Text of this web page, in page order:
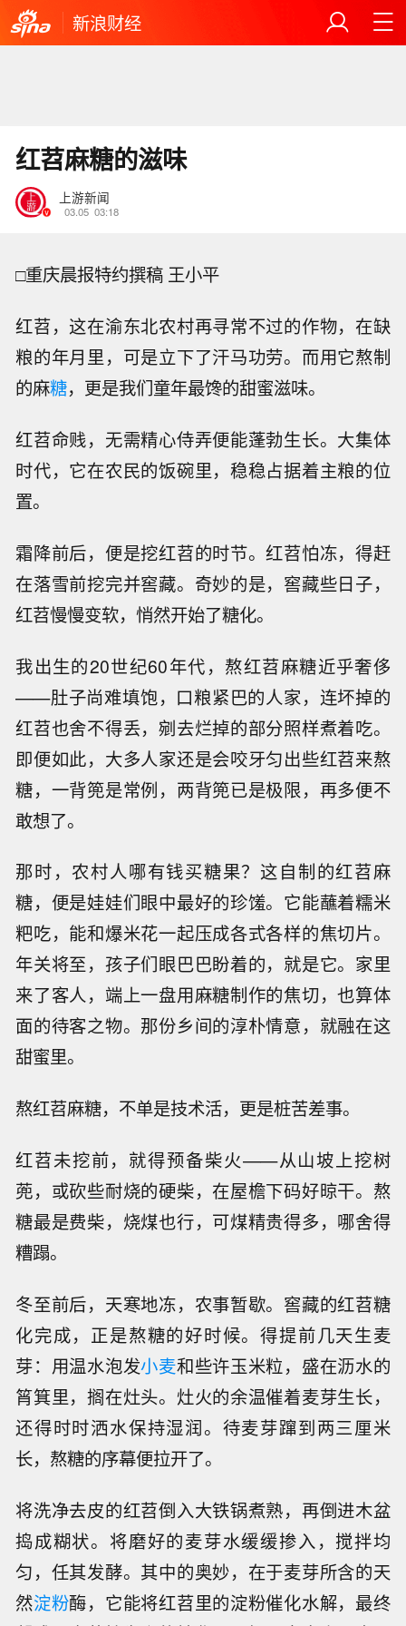
新浪财经
红苕麻糖的滋味
上游新闻
03.05 03:18
□重庆晨报特约撰稿 王小平
红苕，这在渝东北农村再寻常不过的作物，在缺
粮的年月里，可是立下了汗马功劳。而用它熬制
的麻糖，更是我们童年最馋的甜蜜滋味。
红苕命贱，无需精心侍弄便能蓬勃生长。大集体
时代，它在农民的饭碗里，稳稳占据着主粮的位
置。
霜降前后，便是挖红苕的时节。红苕怕冻，得赶
在落雪前挖完并窖藏。奇妙的是，窖藏些日子，
红苕慢慢变软，悄然开始了糖化。
我出生的20世纪60年代，熬红苕麻糖近乎奢侈
——肚子尚难填饱，口粮紧巴的人家，连坏掉的
红苕也舍不得丢，剜去烂掉的部分照样煮着吃。
即便如此，大多人家还是会咬牙匀出些红苕来熬
糖，一背篼是常例，两背篼已是极限，再多便不
敢想了。
那时，农村人哪有钱买糖果？这自制的红苕麻
糖，便是娃娃们眼中最好的珍馐。它能蘸着糯米
粑吃，能和爆米花一起压成各式各样的焦切片。
年关将至，孩子们眼巴巴盼着的，就是它。家里
来了客人，端上一盘用麻糖制作的焦切，也算体
面的待客之物。那份乡间的淳朴情意，就融在这
甜蜜里。
熬红苕麻糖，不单是技术活，更是桩苦差事。
红苕未挖前，就得预备柴火——从山坡上挖树
蔸，或砍些耐烧的硬柴，在屋檐下码好晾干。熬
糖最是费柴，烧煤也行，可煤精贵得多，哪舍得
糟蹋。
冬至前后，天寒地冻，农事暂歇。窖藏的红苕糖
化完成，正是熬糖的好时候。得提前几天生麦
芽：用温水泡发小麦和些许玉米粒，盛在沥水的
筲箕里，搁在灶头。灶火的余温催着麦芽生长，
还得时时洒水保持湿润。待麦芽蹿到两三厘米
长，熬糖的序幕便拉开了。
将洗净去皮的红苕倒入大铁锅煮熟，再倒进木盆
捣成糊状。将磨好的麦芽水缓缓掺入，搅拌均
匀，任其发酵。其中的奥妙，在于麦芽所含的天
然淀粉酶，它能将红苕里的淀粉催化水解，最终